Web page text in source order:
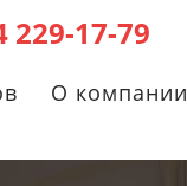
О компании
229-17-79